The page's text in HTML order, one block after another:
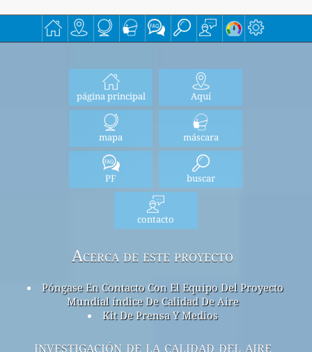
página principal Aquí
mapa máscara
PF buscar
contacto
Acerca de este proyecto
Póngase En Contacto Con El Equipo Del Proyecto
Mundial índice De Calidad De Aire
Kit De Prensa Y Medios
investigación de la calidad del aire